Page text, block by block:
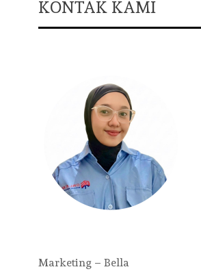
KONTAK KAMI
Marketing – Bella